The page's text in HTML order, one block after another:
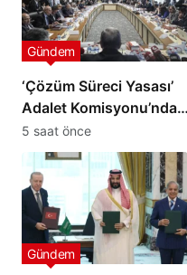
‘Çözüm Süreci Yasası’
Adalet Komisyonu’ndan
geçti
Gündem
5 saat önce
Gündem